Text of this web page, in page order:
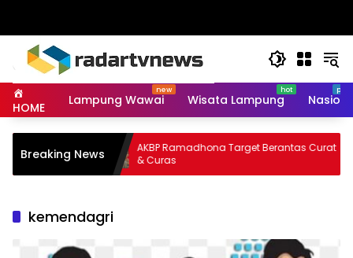
HOME Lampung Wawai Wisata Lampung
Breaking NewsAKBP Ramadhona Target Berantas Curat
& Curas
kemendagri